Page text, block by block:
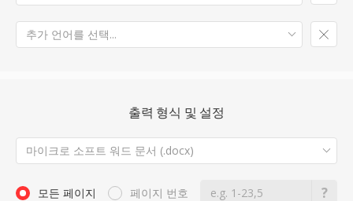
추가 언어를 선택...
출력 형식 및 설정
마이크로 소프트 워드 문서 (.docx)
모든 페이지 페이지 번호